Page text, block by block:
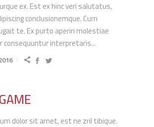
ex. Est ex hinc veri salutatus,
conclusionemque. Cum
te. Ex purto aperiri molestiae
consequuntur interpretaris...
dolor sit amet, est ne zril tibique.